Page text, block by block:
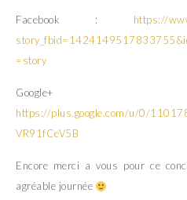
Facebook : https://
=story
https://plus.google.com/u/0/
VR91fCeV5B
Encore merci a vous pour ce
agréable journée